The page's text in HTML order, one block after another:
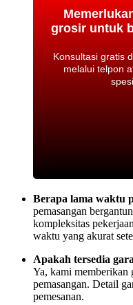
grosir untuk
Konsultasi gratis
melalui telpon
Berapa lama waktu
pemasangan
kompleksitas
waktu yang akurat
Apakah tersedia
Ya, kami memberikan
pemasangan. Detail
pemesanan.